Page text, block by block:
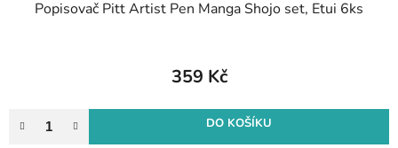
Popisovač Pitt Artist Pen Manga Shojo set, Etui 6ks
359 Kč
DO KOŠÍKU